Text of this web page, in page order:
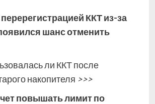
ККТ из-за
шанс отменить
ли ККТ после
накопителя >>>
повышать лимит по